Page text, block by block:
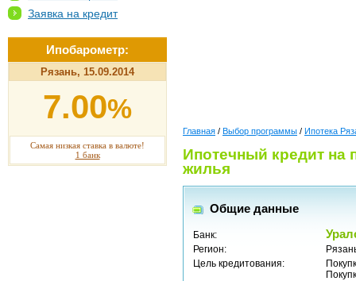
Заявка на кредит
Ипобарометр:
Рязань, 15.09.2014
7.00%
Самая низкая ставка в валюте!
1 банк
Главная / Выбор программы / Ипотека
Ипотечный кредит на
жилья
Общие данные
Банк:
Регион:
Цель кредитования: